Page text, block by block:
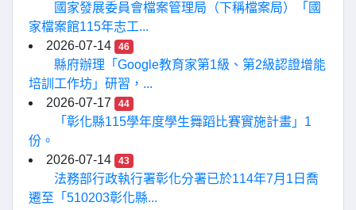
國家發展委員會檔案管理局（下稱檔案局）「國
家檔案館115年志工...
2026-07-14
46
縣府辦理「Google教育家第1級、第2級認證增能
培訓工作坊」研習，...
2026-07-17
44
「彰化縣115學年度學生舞蹈比賽實施計畫」1
份。
2026-07-14
43
法務部行政執行署彰化分署已於114年7月1日喬
遷至「510203彰化縣...